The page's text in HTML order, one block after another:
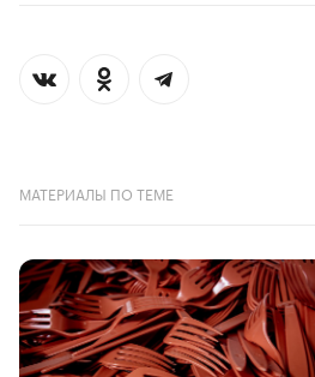
МАТЕРИАЛЫ ПО ТЕМЕ